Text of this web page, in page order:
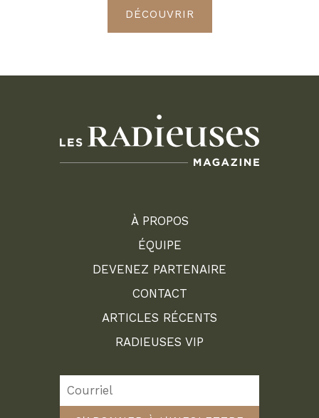
DÉCOUVRIR
À PROPOS
ÉQUIPE
DEVENEZ PARTENAIRE
CONTACT
ARTICLES RÉCENTS
RADIEUSES VIP